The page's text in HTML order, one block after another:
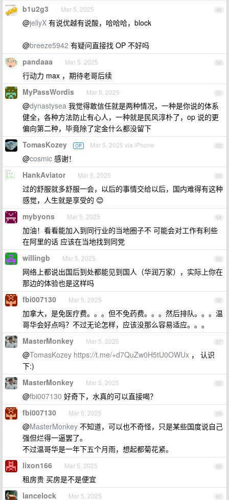
49
b1u2g3 Mar 5, 2025
@jellyX 有说优越有说酸，哈哈哈，block
@breeze5942 有疑问直接找 OP 不好吗
50
pandaaa Mar 5, 2025
行动力 max ，期待老哥后续
51
MyPassWordis Mar 5, 2025
@dynastysea 我觉得敢信任就是两种情况，一种是你说的体系
健全，各种方法防止有心人，一种就是民风淳朴了，op 说的更
偏向第二种，毕竟除了定金什么都没留下
52
TomasKozey OP Mar 5, 2025 via iPhone
@cosmic 感谢！
53
HankAviator Mar 5, 2025
过的舒服就多舒服一会，以后的事情交给以后，国内难得有这种
感觉，人生就是享受的 😊
54
mybyons Mar 5, 2025
加油！看看能加入到同行业的当地圈子不 可能会对工作有利些
在阿里的话 应该在当地找到同党
55
willingb Mar 5, 2025
网络上都说出国后到处都能见到国人（华润万家），实际上你在
那边的体验也是这样吗
56
fbi007130 Mar 5, 2025
加拿大，是免医疗费。。。但不免药费。。。然后排队。。。温
哥华会好点吗？不过无论怎样，应该没那么容易适应。。。
57
MasterMonkey Mar 5, 2025
@TomasKozey https://t.me/+d7QuZw0H5tU0OWUx ， 认识
下:)
58
MasterMonkey Mar 5, 2025
@fbi007130 好奇下，水真的可以直接喝？
59
fbi007130 Mar 5, 2025
@MasterMonkey 不知道，可以也不奇怪，只是某些国度说自己
强但烂得一逼罢了。
不过温哥华是一年下五个月雨，想起都菊花紧。
60
lixon166 Mar 5, 2025
租房贵 买房是不是便宜
61
lancelock Mar 5, 2025